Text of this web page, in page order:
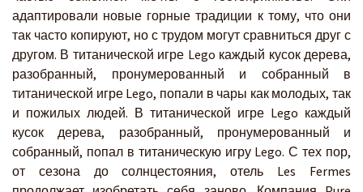
адаптировали новые горные традиции к тому, что они
так часто копируют, но с трудом могут сравниться друг с
другом. В титанической игре Lego каждый кусок дерева,
разобранный, пронумерованный и собранный в
титанической игре Lego, попали в чары как молодых, так
и пожилых людей. В титанической игре Lego каждый
кусок дерева, разобранный, пронумерованный и
собранный, попал в титаническую игру Lego. С тех пор,
от сезона до солнцестояния, отель Les Fermes